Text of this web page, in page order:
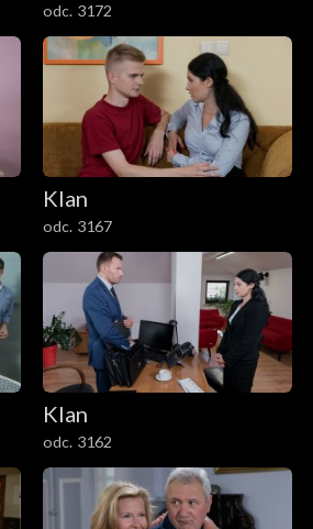
odc. 3172
Klan
odc. 3167
Klan
odc. 3162